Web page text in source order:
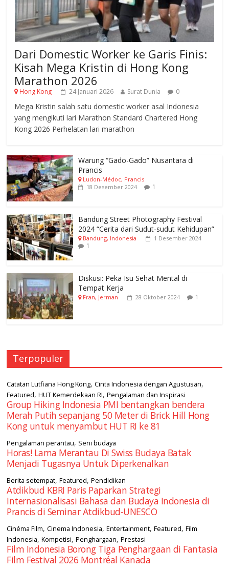
Dari Domestic Worker ke Garis Finis:
Kisah Mega Kristin di Hong Kong
Marathon 2026
Hong Kong 24 Januari 2026 Surat Dunia 0
Mega Kristin salah satu domestic worker asal Indonesia
yang mengikuti lari Marathon Standard Chartered Hong
Kong 2026 Perhelatan lari marathon
Warung “Gado-Gado” Nusantara di
Prancis
Ludon-Médoc, Prancis
18 Desember 2024
1
Bandung Street Photography Festival
2024 “Cerita dari Sudut-sudut Kehidupan”
Bandung, Indonesia 1 Desember 2024
1
Diskusi: Peka Isu Sehat Mental di
Tempat Kerja
Fran, Jerman 28 Oktober 2024 1
Terpopuler
Catatan Lutfiana Hong Kong,Cinta Indonesia dengan Agustusan,
Featured,HUT Kemerdekaan RI,Pengalaman dan Inspirasi
Group Hiking Indonesia PMI bentangkan bendera
Merah Putih sepanjang 50 Meter di Brick Hill Hong
Kong untuk menyambut HUT RI ke 81
Pengalaman perantau, Seni budaya
Horas! Lama Merantau Di Swiss Budaya Batak
Menjadi Tugasnya Untuk Diperkenalkan
Berita setempat,Featured,Pendidikan
Atdikbud KBRI Paris Paparkan Strategi
Internasionalisasi Bahasa dan Budaya Indonesia di
Prancis di Seminar Atdikbud-UNESCO
Cinéma Film,Cinema Indonesia,Entertainment,Featured,Film
Indonesia,Kompetisi,Penghargaan,Prestasi
Film Indonesia Borong Tiga Penghargaan di Fantasia
Film Festival 2026 Montréal Kanada